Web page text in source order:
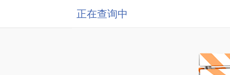
正在查询中